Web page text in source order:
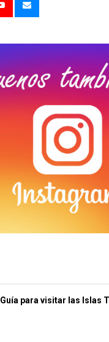
Guía para visitar las Islas